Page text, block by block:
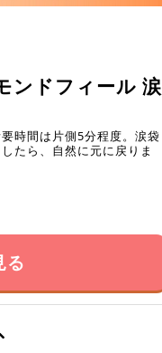
ンドフィール 涙
時間は片側5分程度。涙袋
たら、自然に元に戻りま
る